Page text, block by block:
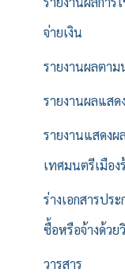
จ่ายเงิน
รายงานผลตาม
รายงานผลแสด
รายงานแสดง
เทศมนตรีเมือง
ร่างเอกสารปร
ซื้อหรือจ้างด้วย
วารสาร